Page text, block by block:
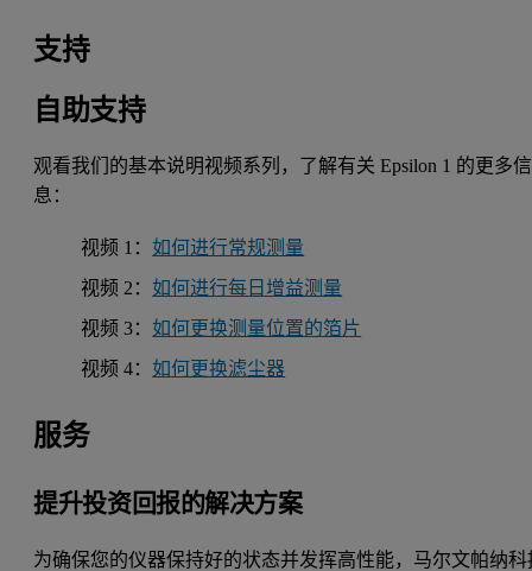
支持
自助支持
观看我们的基本说明视频系列，了解有关 Epsilon 1 的更多信
息：
视频 1：如何进行常规测量
视频 2：如何进行每日增益测量
视频 3：如何更换测量位置的箔片
视频 4：如何更换滤尘器
服务
提升投资回报的解决方案
为确保您的仪器保持好的状态并发挥高性能，马尔文帕纳科